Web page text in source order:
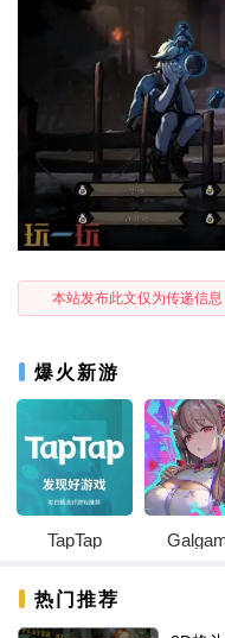
本站发布此文仅为传递信
爆火新游
TapTap
热门推荐